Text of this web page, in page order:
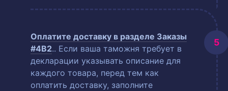
Оплатите доставку в разделе Заказы
#4B2.. Если ваша таможня требует в
декларации указывать описание для
каждого товара, перед тем как
оплатить доставку, заполните